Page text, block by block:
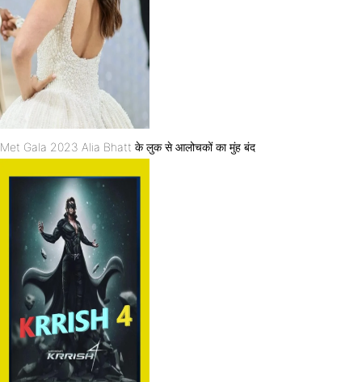
Met Gala 2023 Alia Bhatt के लुक से आलोचकों का मुंह बंद